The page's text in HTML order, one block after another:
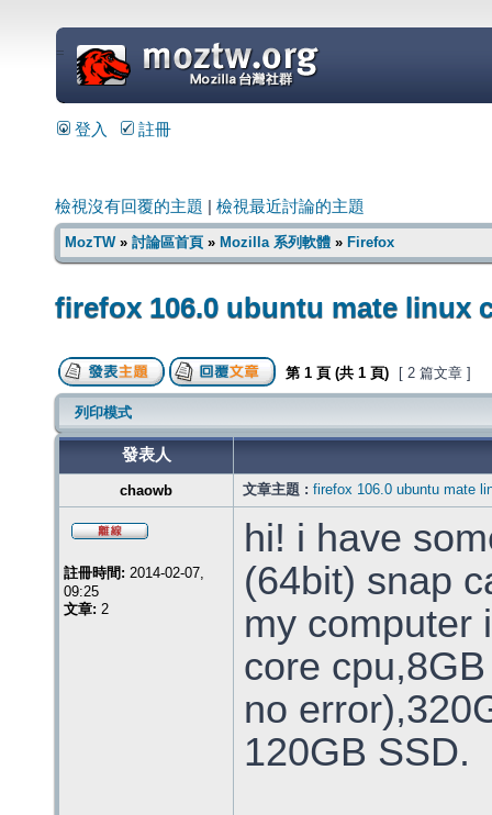
=
登入 註冊
檢視沒有回覆的主題 檢視最近討論的主題
MozTW» 討論區首頁 » Mozilla 系列軟體 » Firefox
firefox 106.0 ubuntu mate linux
第 1 頁 (共 1 頁) [ 2 篇文章 ]
列印模式
發表人
chaowb 文章主題 : firefox 106.0 ubuntu mate
註冊時間: 2014-02-07,
09:25
文章: 2
hi! i have
(64bit) snap
my computer
core
no
120GB SSD.